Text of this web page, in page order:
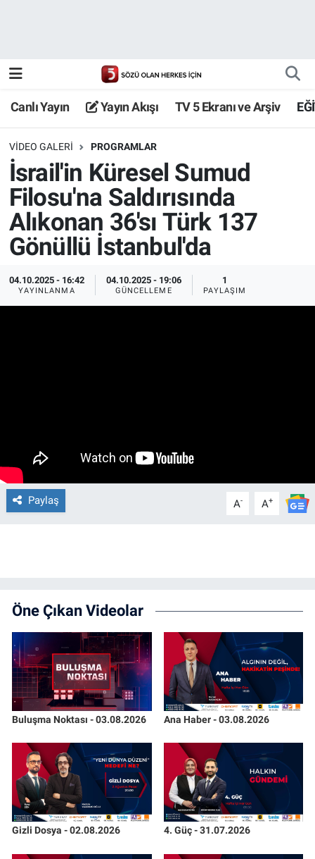
Canlı Yayın Yayın Akışı TV 5 Ekranı ve Arşiv
VIDEO GALERI PROGRAMLAR
İsrail'in Küresel Sumud
Filosu'na Saldırısında
Alıkonan 36'sı Türk 137
Gönüllü İstanbul'da
04.10.2025 - 16:42
YAYINLANMA
04.10.2025 - 19:06
GÜNCELLEME
1
PAYLAŞIM
Paylaş A- A+
Öne Çıkan Videolar
Buluşma Noktası - 03.08.2026 Ana Haber - 03.08.2026
Gizli Dosya - 02.08.2026 4. Güç - 31.07.2026
TV 5 Ekranı ve Arşiv